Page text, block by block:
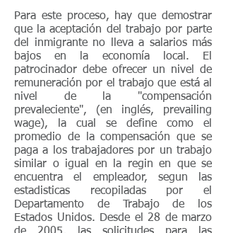
Para este proceso, hay que demostrar
que la aceptación del trabajo por parte
del inmigrante no lleva a salarios más
bajos en la economía local. El
patrocinador debe ofrecer un nivel de
remuneración por el trabajo que está al
nivel de la "compensación
prevaleciente", (en inglés, prevailing
wage), la cual se define como el
promedio de la compensación que se
paga a los trabajadores por un trabajo
similar o igual en la regin en que se
encuentra el empleador, segun las
estadisticas recopiladas por el
Departamento de Trabajo de los
Estados Unidos. Desde el 28 de marzo